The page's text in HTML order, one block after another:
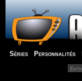
Séries Personnalités